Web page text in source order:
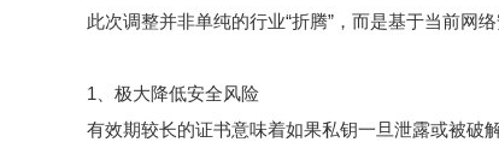
此次调整并非单纯的行业“折腾”，而是基于当前网
1、极大降低安全风险
有效期较长的证书意味着如果私钥一旦泄露或被破